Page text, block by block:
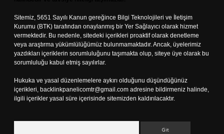
Sitemiz, 5651 Sayılı Kanun gereğince Bilgi Teknolojileri ve İletişim
Kurumu (BTK) tarafından onaylanmış bir Yer Sağlayıcı olarak hizmet
vermektedir. Bu nedenle, sitedeki içerikleri proaktif olarak denetleme
veya araştırma yükümlülüğümüz bulunmamaktadır. Ancak, üyelerimiz
yazdıkları içeriklerin sorumluluğunu taşımakta olup, siteye üye olarak bu
sorumluluğu kabul etmiş sayılırlar.
Hukuka ve yasal düzenlemelere aykırı olduğunu düşündüğünüz
içerikleri, backlinkpanelicomtr@gmail.com adresine bildirmeniz halinde,
ilgili içerikler yasal süre içerisinde sitemizden kaldırılacaktır.